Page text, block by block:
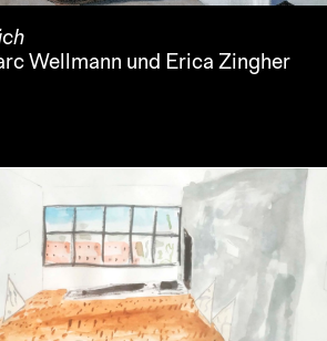
Wellmann und Erica Zingher